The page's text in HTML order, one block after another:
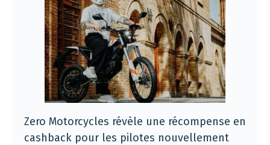
Zero Motorcycles révèle une récompense en
cashback pour les pilotes nouvellement